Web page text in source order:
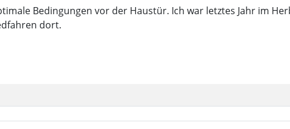
Bedingungen vor der Haustür. Ich war letztes Jahr im
dort.